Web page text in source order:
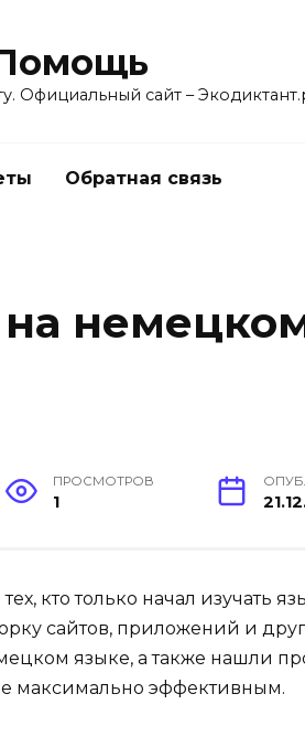
Официальный сайт –
Обратная связь
ПРОСМОТРОВ
1
кто только начал изучать
сайтов, приложений и
языке, а также нашли
максимально эффективным.